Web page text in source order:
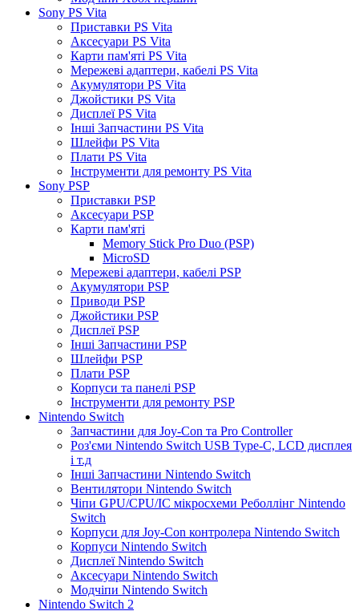
Sony PS Vita
Приставки PS Vita
Аксесуари PS Vita
Карти пам'яті PS Vita
Мережеві адаптери, кабелі PS Vita
Акумулятори PS Vita
Джойстики PS Vita
Дисплеї PS Vita
Інші Запчастини PS Vita
Шлейфи PS Vita
Плати PS Vita
Інструменти для ремонту PS Vita
Sony PSP
Приставки PSP
Аксесуари PSP
Карти пам'яті
Memory Stick Pro Duo (PSP)
MicroSD
Мережеві адаптери, кабелі PSP
Акумулятори PSP
Приводи PSP
Джойстики PSP
Дисплеї PSP
Інші Запчастини PSP
Шлейфи PSP
Плати PSP
Корпуси та панелі PSP
Інструменти для ремонту PSP
Nintendo Switch
Запчастини для Joy-Con та Pro Controller
Роз'єми Nintendo Switch USB Type-C, LCD дисплея
і т.д
Інші Запчастини Nintendo Switch
Вентилятори Nintendo Switch
Чіпи GPU/CPU/IC мікросхеми Реболлінг Nintendo
Switch
Корпуси для Joy-Con контролера Nintendo Switch
Корпуси Nintendo Switch
Дисплеї Nintendo Switch
Аксесуари Nintendo Switch
Модчіпи Nintendo Switch
Nintendo Switch 2